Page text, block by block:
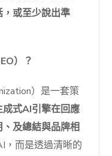
或至少說出準
）？
）是一套策
成式AI引擎在回應
及總結與品牌相
，而是透過清晰的